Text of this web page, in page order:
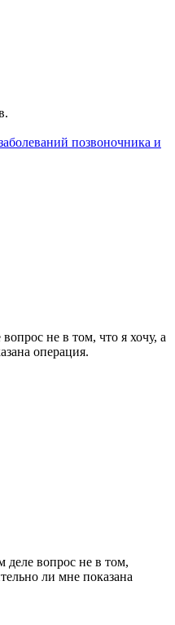
позвоночника и
не в том, что я хочу, а
операция.
деле вопрос не в том,
ли мне показана